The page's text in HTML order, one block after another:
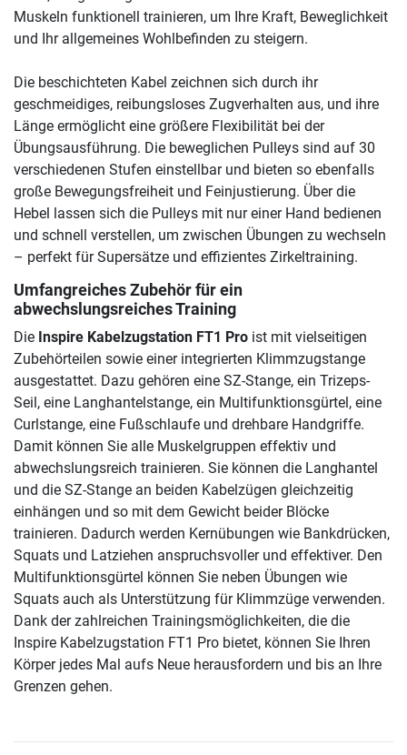
Muskeln funktionell trainieren, um Ihre Kraft, Beweglichkeit
und Ihr allgemeines Wohlbefinden zu steigern.
Die beschichteten Kabel zeichnen sich durch ihr
geschmeidiges, reibungsloses Zugverhalten aus, und ihre
Länge ermöglicht eine größere Flexibilität bei der
Übungsausführung. Die beweglichen Pulleys sind auf 30
verschiedenen Stufen einstellbar und bieten so ebenfalls
große Bewegungsfreiheit und Feinjustierung. Über die
Hebel lassen sich die Pulleys mit nur einer Hand bedienen
und schnell verstellen, um zwischen Übungen zu wechseln
– perfekt für Supersätze und effizientes Zirkeltraining.
Umfangreiches Zubehör für ein
abwechslungsreiches Training
Die Inspire Kabelzugstation FT1 Pro ist mit vielseitigen
Zubehörteilen sowie einer integrierten Klimmzugstange
ausgestattet. Dazu gehören eine SZ-Stange, ein Trizeps-
Seil, eine Langhantelstange, ein Multifunktionsgürtel, eine
Curlstange, eine Fußschlaufe und drehbare Handgriffe.
Damit können Sie alle Muskelgruppen effektiv und
abwechslungsreich trainieren. Sie können die Langhantel
und die SZ-Stange an beiden Kabelzügen gleichzeitig
einhängen und so mit dem Gewicht beider Blöcke
trainieren. Dadurch werden Kernübungen wie Bankdrücken,
Squats und Latziehen anspruchsvoller und effektiver. Den
Multifunktionsgürtel können Sie neben Übungen wie
Squats auch als Unterstützung für Klimmzüge verwenden.
Dank der zahlreichen Trainingsmöglichkeiten, die die
Inspire Kabelzugstation FT1 Pro bietet, können Sie Ihren
Körper jedes Mal aufs Neue herausfordern und bis an Ihre
Grenzen gehen.